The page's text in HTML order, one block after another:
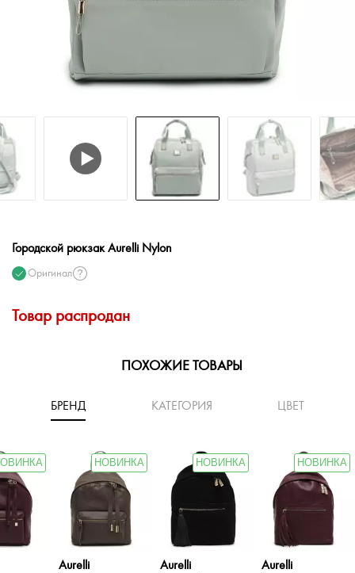
Городской рюкзак Aurelli Nylon
Оригинал
Товар распродан
ПОХОЖИЕ ТОВАРЫ
БРЕНД КАТЕГОРИЯ ЦВЕТ
НОВИНКА
Aurelli
НОВИНКА
Aurelli
НОВИНКА
Aurelli